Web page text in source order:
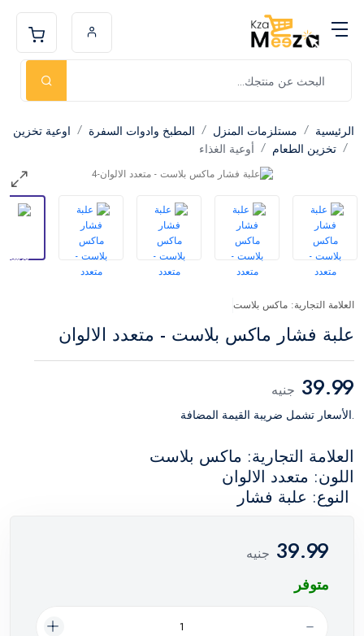
الرئيسية مستلزمات المنزل المطبخ وادوات السفرة
اوعية تخزين
تخزين الطعام
أوعية الغذاء
العلامة التجارية: ماكس بلاست
علبة فشار ماكس بلاست - متعدد الالوان
39.99 جنيه
.الأسعار تشمل ضريبة القيمة المضافة
العلامة التجارية: ماكس بلاست
اللون: متعدد الالوان
النوع: علبة فشار
39.99 جنيه
متوفر